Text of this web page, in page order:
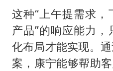
这种“上午提需求
产品”的响应能力
化布局才能实现。
案，康宁能够帮助